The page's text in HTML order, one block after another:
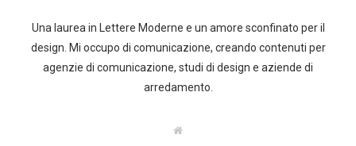
Una laurea in Lettere Moderne e un amore sconfinato per il
design. Mi occupo di comunicazione, creando contenuti per
agenzie di comunicazione, studi di design e aziende di
arredamento.
W